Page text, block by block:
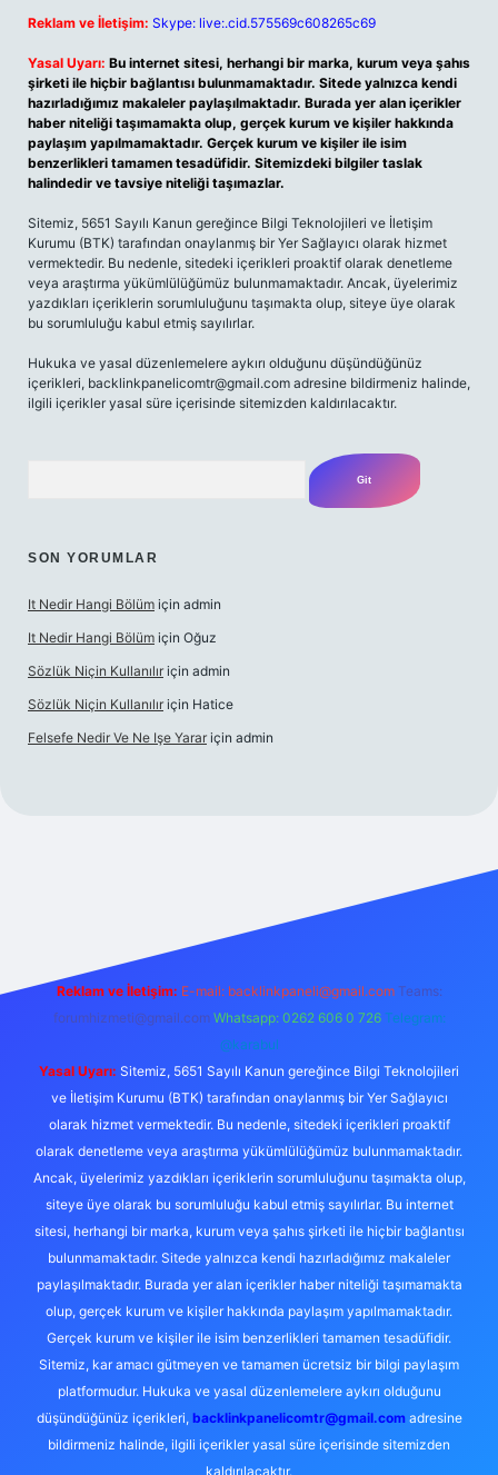
Reklam ve İletişim: Skype: live:.cid.575569c608265c69
Yasal Uyarı: Bu internet sitesi, herhangi bir marka, kurum veya şahıs
şirketi ile hiçbir bağlantısı bulunmamaktadır. Sitede yalnızca kendi
hazırladığımız makaleler paylaşılmaktadır. Burada yer alan içerikler
haber niteliği taşımamakta olup, gerçek kurum ve kişiler hakkında
paylaşım yapılmamaktadır. Gerçek kurum ve kişiler ile isim
benzerlikleri tamamen tesadüfidir. Sitemizdeki bilgiler taslak
halindedir ve tavsiye niteliği taşımazlar.
Sitemiz, 5651 Sayılı Kanun gereğince Bilgi Teknolojileri ve İletişim
Kurumu (BTK) tarafından onaylanmış bir Yer Sağlayıcı olarak hizmet
vermektedir. Bu nedenle, sitedeki içerikleri proaktif olarak denetleme
veya araştırma yükümlülüğümüz bulunmamaktadır. Ancak, üyelerimiz
yazdıkları içeriklerin sorumluluğunu taşımakta olup, siteye üye olarak
bu sorumluluğu kabul etmiş sayılırlar.
Hukuka ve yasal düzenlemelere aykırı olduğunu düşündüğünüz
içerikleri, backlinkpanelicomtr@gmail.com adresine bildirmeniz halinde,
ilgili içerikler yasal süre içerisinde sitemizden kaldırılacaktır.
SON YORUMLAR
It Nedir Hangi Bölüm için admin
It Nedir Hangi Bölüm için Oğuz
Sözlük Niçin Kullanılır için admin
Sözlük Niçin Kullanılır için Hatice
Felsefe Nedir Ve Ne Işe Yarar için admin
Reklam ve İletişim: E-mail: backlinkpaneli@gmail.com Teams:
forumhizmeti@gmail.com Whatsapp: 0262 606 0 726 Telegram:
@karabul
Yasal Uyarı: Sitemiz, 5651 Sayılı Kanun gereğince Bilgi Teknolojileri
ve İletişim Kurumu (BTK) tarafından onaylanmış bir Yer Sağlayıcı
olarak hizmet vermektedir. Bu nedenle, sitedeki içerikleri proaktif
olarak denetleme veya araştırma yükümlülüğümüz bulunmamaktadır.
Ancak, üyelerimiz yazdıkları içeriklerin sorumluluğunu taşımakta olup,
siteye üye olarak bu sorumluluğu kabul etmiş sayılırlar. Bu internet
sitesi, herhangi bir marka, kurum veya şahıs şirketi ile hiçbir bağlantısı
bulunmamaktadır. Sitede yalnızca kendi hazırladığımız makaleler
paylaşılmaktadır. Burada yer alan içerikler haber niteliği taşımamakta
olup, gerçek kurum ve kişiler hakkında paylaşım yapılmamaktadır.
Gerçek kurum ve kişiler ile isim benzerlikleri tamamen tesadüfidir.
Sitemiz, kar amacı gütmeyen ve tamamen ücretsiz bir bilgi paylaşım
platformudur. Hukuka ve yasal düzenlemelere aykırı olduğunu
düşündüğünüz içerikleri, backlinkpanelicomtr@gmail.comadresine
bildirmeniz halinde, ilgili içerikler yasal süre içerisinde sitemizden
kaldırılacaktır.